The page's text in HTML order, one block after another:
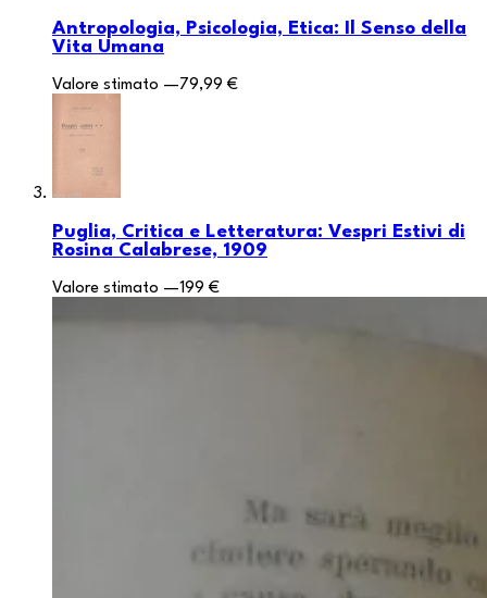
Antropologia, Psicologia, Etica: Il Senso della
Vita Umana
Valore stimato —79,99 €
Puglia, Critica e Letteratura: Vespri Estivi di
Rosina Calabrese, 1909
Valore stimato —199 €